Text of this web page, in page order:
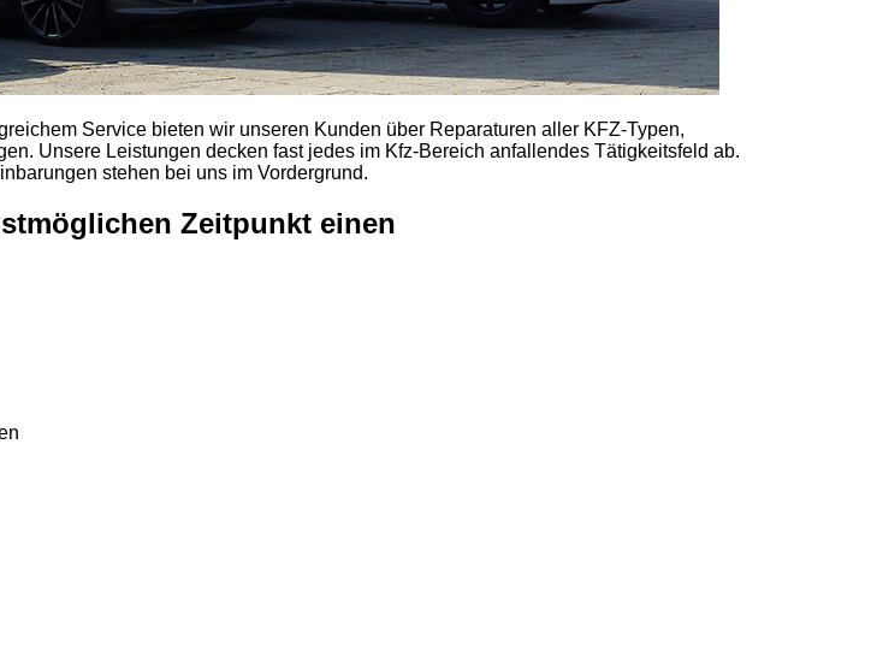
Service bieten wir unseren Kunden über Reparaturen aller KFZ-Typen,
Unsere Leistungen decken fast jedes im Kfz-Bereich anfallendes Tätigkeitsfeld ab.
stehen bei uns im Vordergrund.
Zeitpunkt einen